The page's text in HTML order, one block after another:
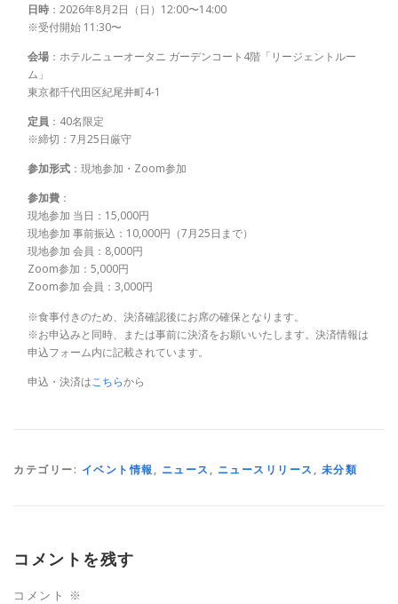
日時 ：2026年8月2日（日）12:00〜14:00
※受付開始 11:30〜
会場 ：ホテルニューオータニ ガーデンコート4階「リージェントルー
ム」
東京都千代田区紀尾井町4-1
定員 ：40名限定
※締切：7月25日厳守
参加形式 ：現地参加・Zoom参加
参加費 ：
現地参加 当日：15,000円
現地参加 事前振込：10,000円（7月25日まで）
現地参加 会員：8,000円
Zoom参加：5,000円
Zoom参加 会員：3,000円
※食事付きのため、決済確認後にお席の確保となります。
※お申込みと同時、または事前に決済をお願いいたします。決済情報は
申込フォーム内に記載されています。
申込・決済はこちらから
カテゴリー: イベント情報 , ニュース , ニュースリリース , 未分類
コメントを残す
コメント ※